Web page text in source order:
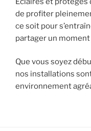
de profiter
ce soit pour
partager un
Que vous soyez
nos installations
environnement